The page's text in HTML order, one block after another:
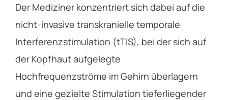
Der Mediziner konzentriert sich dabei auf die
nicht-invasive transkranielle temporale
Interferenzstimulation (tTIS), bei der sich auf
der Kopfhaut aufgelegte
Hochfrequenzströme im Gehirn überlagern
und eine gezielte Stimulation tieferliegender